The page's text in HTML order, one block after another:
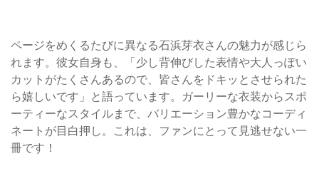
ページをめくるたびに異なる石浜芽衣さんの魅力が感じら
れます。彼女自身も、「少し背伸びした表情や大人っぽい
カットがたくさんあるので、皆さんをドキッとさせられた
ら嬉しいです」と語っています。ガーリーな衣装からスポ
ーティーなスタイルまで、バリエーション豊かなコーディ
ネートが目白押し。これは、ファンにとって見逃せない一
冊です！